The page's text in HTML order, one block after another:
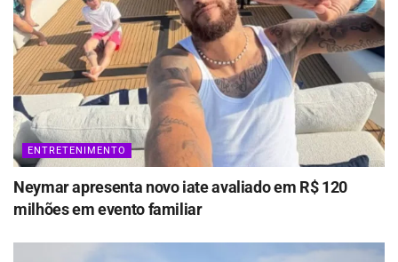
ENTRETENIMENTO
Neymar apresenta novo iate avaliado em R$ 120
milhões em evento familiar